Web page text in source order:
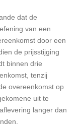
dat de
van een
door een
de prijsstijging
binnen drie
tenzij
overeenkomst op
uit te
langer dan